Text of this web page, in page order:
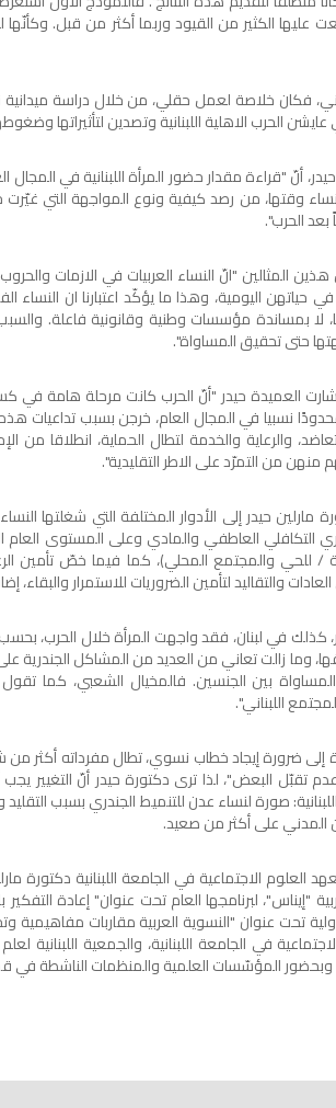
عليها الكثير من القيود وربما أكثر من قبل.
فكان خلاصة لعمل حقلي، من خلال دراسة
عايشن الحرب الاهلية اللبنانية وتصدين لتأثيراتها
أنّ "قراءة مقدار حضور المرأة اللبنانية في
وقتها، من رصد كيفية ونوع المواجهة التي غيّرت
الحرب".
المثالين "انّ النساء العربيات في الازمات
اليومية، وهذا ما يؤكّد اعتبارنا ان النساء
لا بمساندة مؤسسات وطنية وقانونية فاعلة.
حتى تحقيق المساواة".
العميدة حيدر "أنّ الحرب كانت مرحلة هامة في كسر
نسبيا في المجال العام، خرجن بسبب تداعيات هذه
والرعاية والخدمة لتطال الحماية، انطلاقا
من التمرّد على الاطر التقليدية".
مارلين حيدر إلى الأدوار المختلفة التي شغلتها
التكافلي العاطفي والمادي وعلى المستوى العام
/ للحي والمجتمع المحلي)، كما فيما خصّ تأمين
والتقاليد لتأمين الضروريات للاستمرار
كذلك في لبنان، فقد واجهت المرأة خلال الحرب،
وما زالت تعاني من العديد من المشاكل الجندرية
بين الجنسين. فالمخيال الشعبي، كما تقول
اللبناني".
إلى ضرورة إيجاد خطاب نسوي، تطال مفرداته أكثر من
تقبّل البعض"، لذا ترى دكتورة حيدر أنّ التغيير يجب
صورة لنساء عدن للتنميط الجندري بسبب
المدني على أكثر من صعيد.
العلوم الاجتماعية في الجامعة اللبنانية دكتورة
"إيناس"، لبرنامجها العام تحت عنوان" إعادة
تحت عنوان "النسوية العربية مقاربات مفاهيمية
في الجامعة اللبنانية، والجمعية اللبنانية